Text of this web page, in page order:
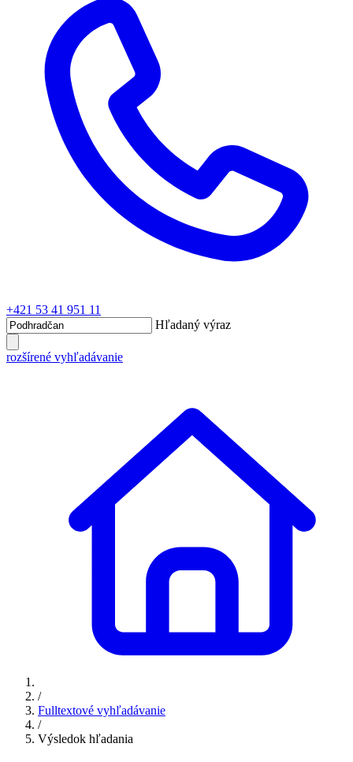
+421 53 41 951 11
Hľadaný výraz
rozšírené vyhľadávanie
/
Fulltextové vyhľadávanie
/
Výsledok hľadania